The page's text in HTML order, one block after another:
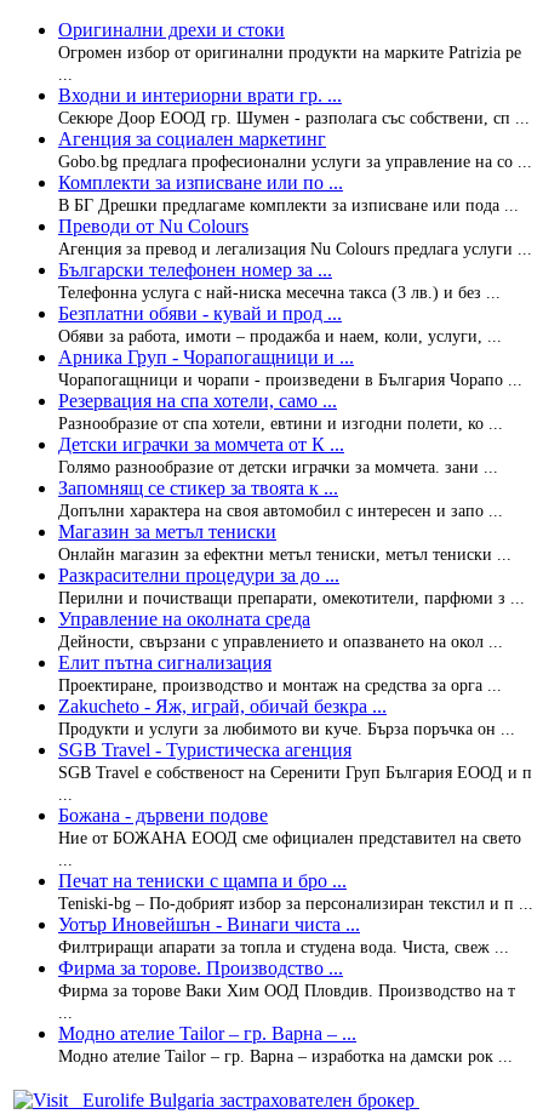
Оригинални дрехи и стоки
Огромен избор от оригинални продукти на марките Patrizia pe
Входни и интериорни врати гр. ...
Секюре Доор ЕООД гр. Шумен - разполага със собствени, сп ...
Агенция за социален маркетинг
Gobo.bg предлага професионални услуги за управление на со ...
Комплекти за изписване или по ...
В БГ Дрешки предлагаме комплекти за изписване или пода ...
Преводи от Nu Colours
Агенция за превод и легализация Nu Colours предлага услуги ...
Български телефонен номер за ...
Телефонна услуга с най-ниска месечна такса (3 лв.) и без ...
Безплатни обяви - кувай и прод ...
Обяви за работа, имоти – продажба и наем, коли, услуги, ...
Арника Груп - Чорапогащници и ...
Чорапогащници и чорапи - произведени в България Чорапо ...
Резервация на спа хотели, само ...
Разнообразие от спа хотели, евтини и изгодни полети, ко ...
Детски играчки за момчета от К ...
Голямо разнообразие от детски играчки за момчета. зани ...
Запомнящ се стикер за твоята к ...
Допълни характера на своя автомобил с интересен и запо ...
Магазин за метъл тениски
Онлайн магазин за ефектни метъл тениски, метъл тениски ...
Разкрасителни процедури за до ...
Перилни и почистващи препарати, омекотители, парфюми з ...
Управление на околната среда
Дейности, свързани с управлението и опазването на окол ...
Елит пътна сигнализация
Проектиране, производство и монтаж на средства за орга ...
Zakucheto - Яж, играй, обичай безкра ...
Продукти и услуги за любимото ви куче. Бърза поръчка он ...
SGB Travel - Туристическа агенция
SGB Travel е собственост на Серенити Груп България ЕООД и п
Божана - дървени подове
Ние от БОЖАНА ЕООД сме официален представител на свето
Печат на тениски с щампа и бро ...
Teniski-bg – По-добрият избор за персонализиран текстил и п ...
Уотър Иновейшън - Винаги чиста ...
Филтриращи апарати за топла и студена вода. Чиста, свеж ...
Фирма за торовe. Производство ...
Фирма за торове Ваки Хим ООД Пловдив. Производство на т
Модно ателие Tailor – гр. Варна – ...
Модно ателие Tailor – гр. Варна – изработка на дамски рок ...
Eurolife Bulgaria застрахователен брокер